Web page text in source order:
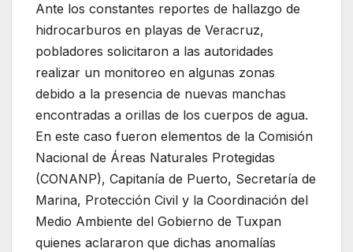
Ante los constantes reportes de hallazgo de
hidrocarburos en playas de Veracruz,
pobladores solicitaron a las autoridades
realizar un monitoreo en algunas zonas
debido a la presencia de nuevas manchas
encontradas a orillas de los cuerpos de agua.
En este caso fueron elementos de la Comisión
Nacional de Áreas Naturales Protegidas
(CONANP), Capitanía de Puerto, Secretaría de
Marina, Protección Civil y la Coordinación del
Medio Ambiente del Gobierno de Tuxpan
quienes aclararon que dichas anomalías